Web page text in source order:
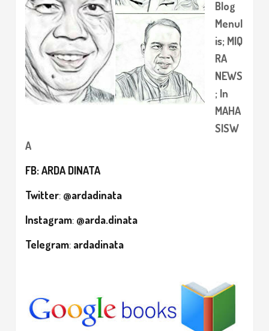
Blog
Menul
is; MIQ
RA
NEWS
; In
MAHA
SISW
A
FB:ARDA DINATA
Twitter: @ardadinata
Instagram: @arda.dinata
Telegram: ardadinata